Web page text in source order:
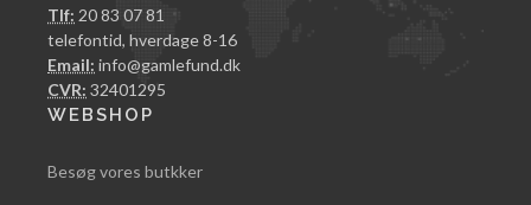
Tlf: 20 83 07 81
telefontid, hverdage 8-16
Email: info@gamlefund.dk
CVR: 32401295
WEBSHOP
Besøg vores butkker